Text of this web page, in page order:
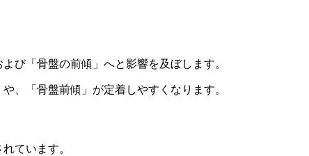
び「骨盤の前傾」へと影響を及ぼします。
、「骨盤前傾」が定着しやすくなります。
ています。